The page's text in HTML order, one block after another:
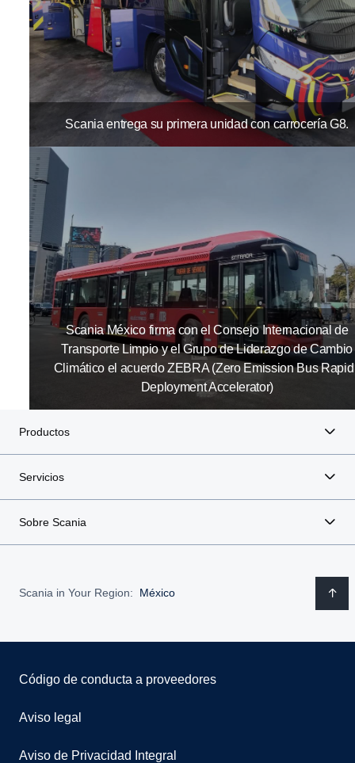
Scania entrega su primera unidad con carrocería G8.
Scania México firma con el Consejo Internacional de
Transporte Limpio y el Grupo de Liderazgo de Cambio
Climático el acuerdo ZEBRA (Zero Emission Bus
Deployment Accelerator)
Productos
Servicios
Sobre Scania
Scania in Your Region: México
Código de conducta a proveedores
Aviso legal
Aviso de Privacidad Integral